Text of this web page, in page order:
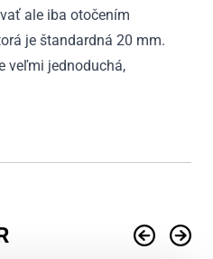
ale iba otočením
je štandardná 20 mm.
veľmi jednoduchá,